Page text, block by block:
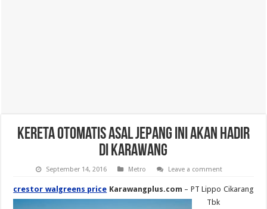
Kereta Otomatis Asal Jepang ini Akan Hadir
di Karawang
September 14, 2016 Metro Leave a comment
crestor walgreens price Karawangplus.com – PT Lippo Cikarang
Tbk